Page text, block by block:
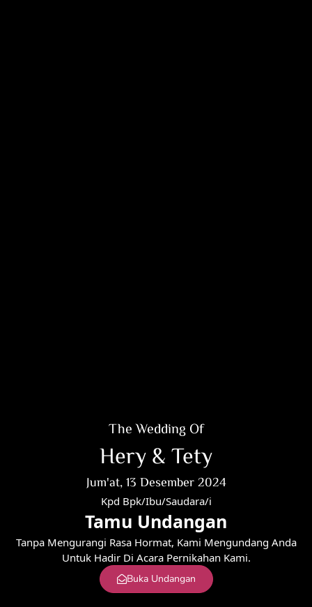
The Wedding Of
Hery & Tety
Jum'at, 13 Desember 2024
Kpd Bpk/Ibu/Saudara/i
Tamu Undangan
Tanpa Mengurangi Rasa Hormat, Kami Mengundang Anda
Untuk Hadir Di Acara Pernikahan Kami.
Buka Undangan